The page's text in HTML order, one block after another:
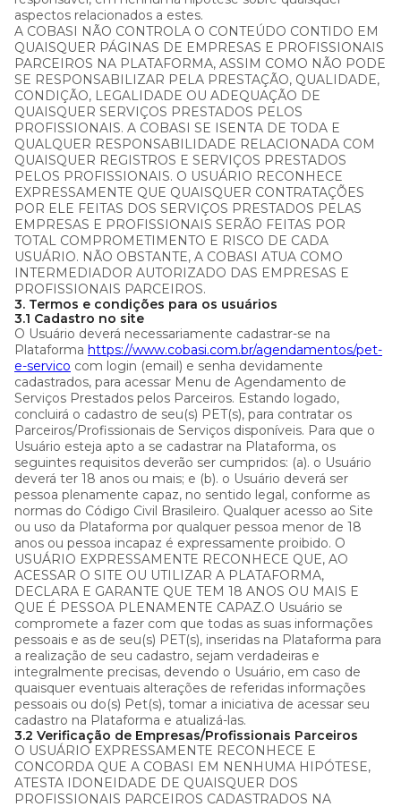
aspectos relacionados a estes.
A COBASI NÃO CONTROLA O CONTEÚDO CONTIDO EM
QUAISQUER PÁGINAS DE EMPRESAS E PROFISSIONAIS
PARCEIROS NA PLATAFORMA, ASSIM COMO NÃO PODE
SE RESPONSABILIZAR PELA PRESTAÇÃO, QUALIDADE,
CONDIÇÃO, LEGALIDADE OU ADEQUAÇÃO DE
QUAISQUER SERVIÇOS PRESTADOS PELOS
PROFISSIONAIS. A COBASI SE ISENTA DE TODA E
QUALQUER RESPONSABILIDADE RELACIONADA COM
QUAISQUER REGISTROS E SERVIÇOS PRESTADOS
PELOS PROFISSIONAIS. O USUÁRIO RECONHECE
EXPRESSAMENTE QUE QUAISQUER CONTRATAÇÕES
POR ELE FEITAS DOS SERVIÇOS PRESTADOS PELAS
EMPRESAS E PROFISSIONAIS SERÃO FEITAS POR
TOTAL COMPROMETIMENTO E RISCO DE CADA
USUÁRIO. NÃO OBSTANTE, A COBASI ATUA COMO
INTERMEDIADOR AUTORIZADO DAS EMPRESAS E
PROFISSIONAIS PARCEIROS.
3. Termos e condições para os usuários
3.1 Cadastro no site
O Usuário deverá necessariamente cadastrar-se na
Plataforma https://www.cobasi.com.br/agendamentos/pet-
e-servico com login (email) e senha devidamente
cadastrados, para acessar Menu de Agendamento de
Serviços Prestados pelos Parceiros. Estando logado,
concluirá o cadastro de seu(s) PET(s), para contratar os
Parceiros/Profissionais de Serviços disponíveis. Para que o
Usuário esteja apto a se cadastrar na Plataforma, os
seguintes requisitos deverão ser cumpridos: (a). o Usuário
deverá ter 18 anos ou mais; e (b). o Usuário deverá ser
pessoa plenamente capaz, no sentido legal, conforme as
normas do Código Civil Brasileiro. Qualquer acesso ao Site
ou uso da Plataforma por qualquer pessoa menor de 18
anos ou pessoa incapaz é expressamente proibido. O
USUÁRIO EXPRESSAMENTE RECONHECE QUE, AO
ACESSAR O SITE OU UTILIZAR A PLATAFORMA,
DECLARA E GARANTE QUE TEM 18 ANOS OU MAIS E
QUE É PESSOA PLENAMENTE CAPAZ.O Usuário se
compromete a fazer com que todas as suas informações
pessoais e as de seu(s) PET(s), inseridas na Plataforma para
a realização de seu cadastro, sejam verdadeiras e
integralmente precisas, devendo o Usuário, em caso de
quaisquer eventuais alterações de referidas informações
pessoais ou do(s) Pet(s), tomar a iniciativa de acessar seu
cadastro na Plataforma e atualizá-las.
3.2 Verificação de Empresas/Profissionais Parceiros
O USUÁRIO EXPRESSAMENTE RECONHECE E
CONCORDA QUE A COBASI EM NENHUMA HIPÓTESE,
ATESTA IDONEIDADE DE QUAISQUER DOS
PROFISSIONAIS PARCEIROS CADASTRADOS NA